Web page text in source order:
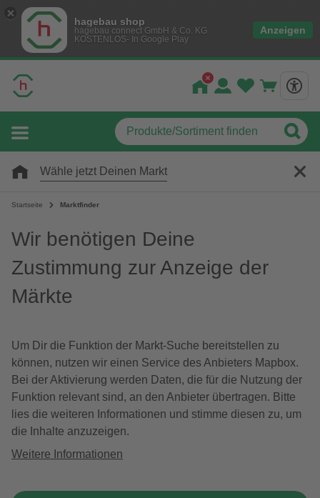
hagebau shop
hagebau connect GmbH & Co. KG
KOSTENLOS- In Google Play
Anzeigen
Wähle jetzt Deinen Markt
Startseite Marktfinder
Wir benötigen Deine
Zustimmung zur Anzeige der
Märkte
Um Dir die Funktion der Markt-Suche bereitstellen zu
können, nutzen wir einen Service des Anbieters Mapbox.
Bei der Aktivierung werden Daten, die für die Nutzung der
Funktion relevant sind, an den Anbieter übertragen. Bitte
lies die weiteren Informationen und stimme diesen zu, um
die Inhalte anzuzeigen.
Weitere Informationen